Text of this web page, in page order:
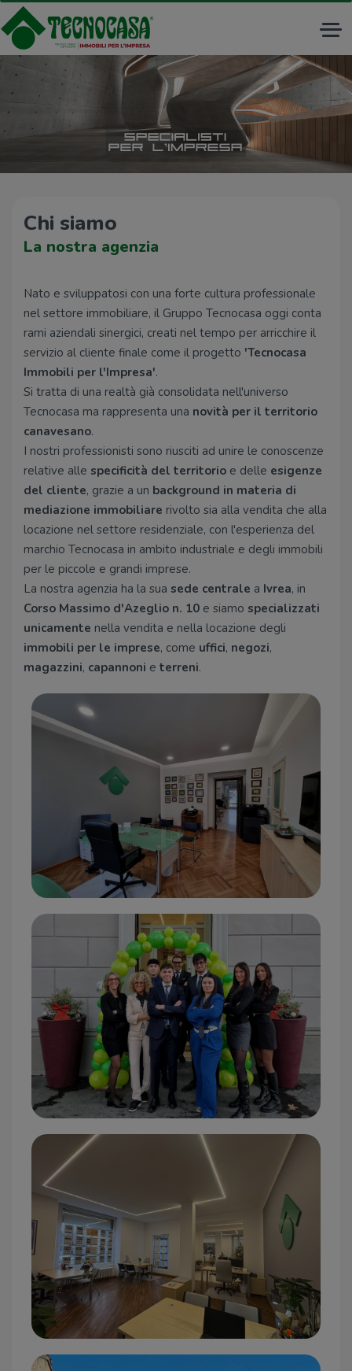
Chi siamo
La nostra agenzia
Nato e sviluppatosi con una forte cultura professionale
nel settore immobiliare, il Gruppo Tecnocasa oggi conta
rami aziendali sinergici, creati nel tempo per arricchire il
servizio al cliente finale come il progetto 'Tecnocasa
Immobili per l'Impresa'.
Si tratta di una realtà già consolidata nell'universo
Tecnocasa ma rappresenta una novità per il territorio
canavesano.
I nostri professionisti sono riusciti ad unire le conoscenze
relative alle specificità del territorio e delle esigenze
del cliente, grazie a un background in materia di
mediazione immobiliare rivolto sia alla vendita che alla
locazione nel settore residenziale, con l'esperienza del
marchio Tecnocasa in ambito industriale e degli immobili
per le piccole e grandi imprese.
La nostra agenzia ha la sua sede centrale a Ivrea, in
Corso Massimo d'Azeglio n. 10 e siamo specializzati
unicamente nella vendita e nella locazione degli
immobili per le imprese, come uffici, negozi,
magazzini, capannoni e terreni.